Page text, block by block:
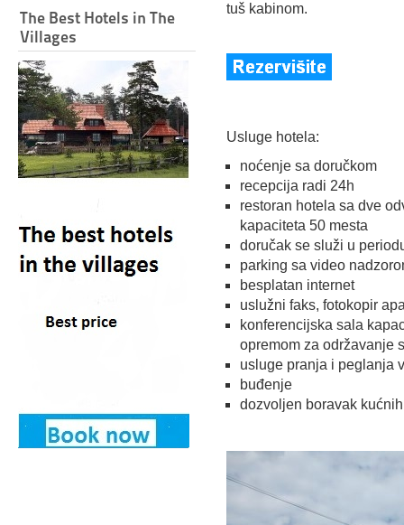
The Best Hotels in The
Villages
tuš kabinom.
Usluge hotela:
noćenje sa doručkom
recepcija radi 24h
restoran hotela sa dve
kapaciteta 50 mesta
doručak se služi u
parking sa video
besplatan internet
uslužni faks, fotokopir
konferencijska sala
opremom za održavanje
usluge pranja i peglanja
buđenje
dozvoljen boravak